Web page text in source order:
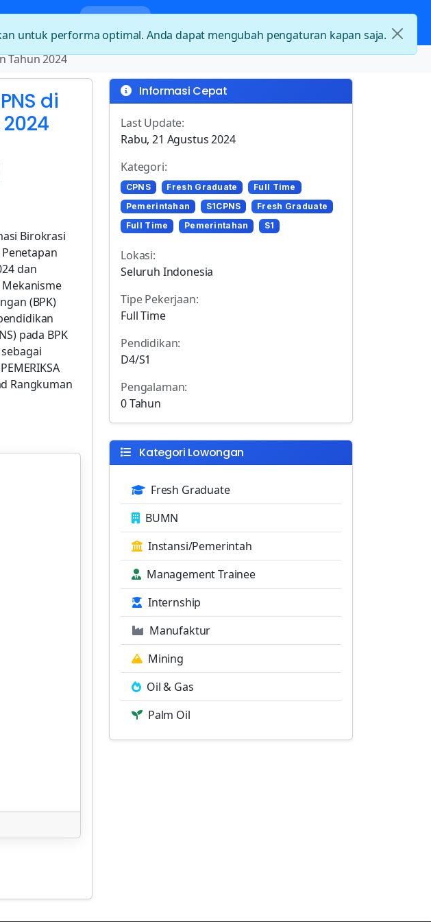
Tahun 2024
di
Birokrasi
dan
Mekanisme
(BPK)
pada BPK
Rangkuman
Informasi Cepat
Last Update:
Rabu, 21 Agustus 2024
Kategori:
CPNS Fresh Graduate
Full Time
Pemerintahan
S1CPNS
Fresh Graduate
Full Time
Pemerintahan S1
Lokasi:
Seluruh Indonesia
Tipe Pekerjaan:
Full Time
Pendidikan:
D4/S1
Pengalaman:
0 Tahun
Kategori Lowongan
Fresh Graduate
BUMN
Instansi/Pemerintah
Management Trainee
Internship
Manufaktur
Mining
Oil & Gas
Palm Oil
untuk performa optimal. Anda dapat mengubah pengaturan kapan saja.